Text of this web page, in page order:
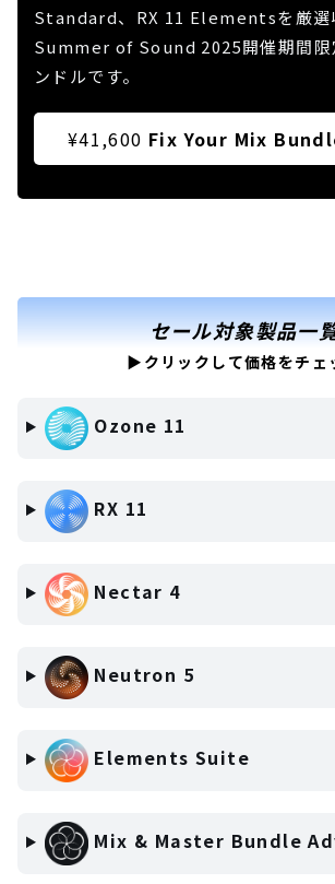
Standard、RX 11 Elementsを厳選
Summer of Sound 2025開催期間限
ンドルです。
¥41,600 Fix Your Mix
セール対象製品一
▶クリックして価格をチェ
Ozone 11
RX 11
Nectar 4
Neutron 5
Elements Suite
Mix & Master Bundle